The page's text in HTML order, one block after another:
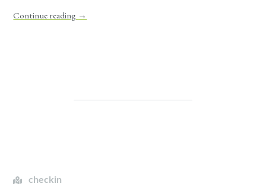
Continue reading →
checkin